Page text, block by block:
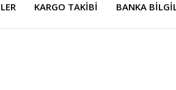
KARGO TAKİBİ BANKA